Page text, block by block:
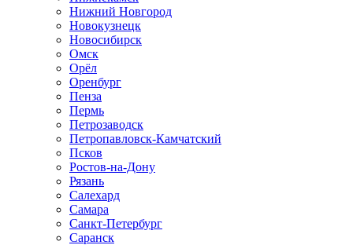
Нижний Новгород
Новокузнецк
Новосибирск
Омск
Орёл
Оренбург
Пенза
Пермь
Петрозаводск
Петропавловск-Камчатский
Псков
Ростов-на-Дону
Рязань
Салехард
Самара
Санкт-Петербург
Саранск